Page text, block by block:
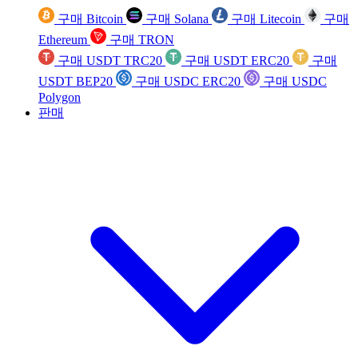
구매 Bitcoin 구매 Solana 구매 Litecoin
구매
Ethereum
구매 TRON
구매 USDT TRC20
구매 USDT ERC20
구매
USDT BEP20
구매 USDC ERC20
구매 USDC
Polygon
판매